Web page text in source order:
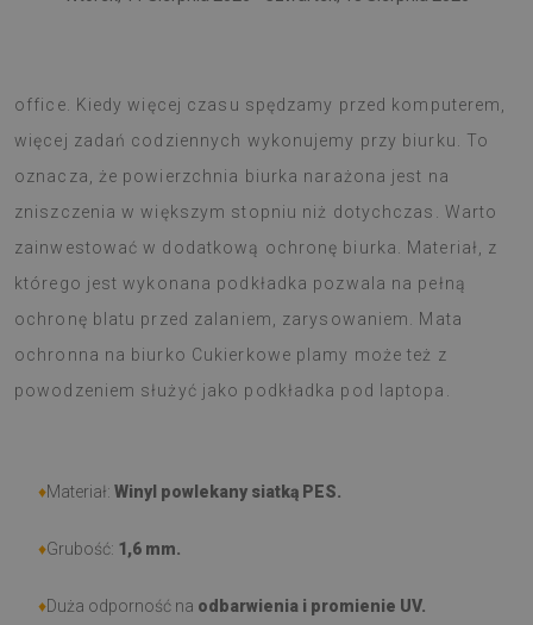
office. Kiedy więcej czasu spędzamy przed komputerem,
więcej zadań codziennych wykonujemy przy biurku. To
oznacza, że powierzchnia biurka narażona jest na
zniszczenia w większym stopniu niż dotychczas. Warto
zainwestować w dodatkową ochronę biurka. Materiał, z
którego jest wykonana podkładka pozwala na pełną
ochronę blatu przed zalaniem, zarysowaniem. Mata
ochronna na biurko Cukierkowe plamy może też z
powodzeniem służyć jako podkładka pod laptopa.
♦Materiał: Winyl powlekany siatką PES.
♦Grubość: 1,6 mm.
♦Duża odporność na odbarwienia i promienie UV.